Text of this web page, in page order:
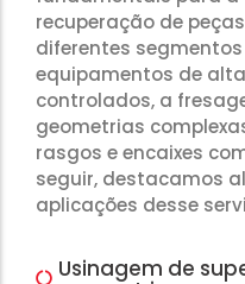
recuperação de
diferentes
equipamentos de
controlados, a
geometrias
rasgos e encaixes
seguir, destacamos
aplicações desse
Usinagem de